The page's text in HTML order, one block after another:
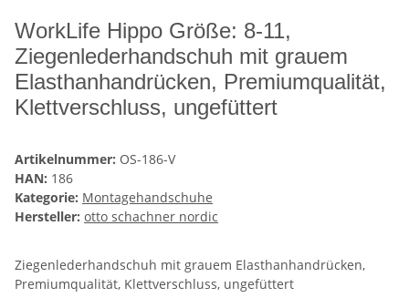
WorkLife Hippo Größe: 8-11,
Ziegenlederhandschuh mit grauem
Elasthanhandrücken, Premiumqualität,
Klettverschluss, ungefüttert
Artikelnummer: OS-186-V
HAN: 186
Kategorie: Montagehandschuhe
Hersteller: otto schachner nordic
Ziegenlederhandschuh mit grauem Elasthanhandrücken,
Premiumqualität, Klettverschluss, ungefüttert